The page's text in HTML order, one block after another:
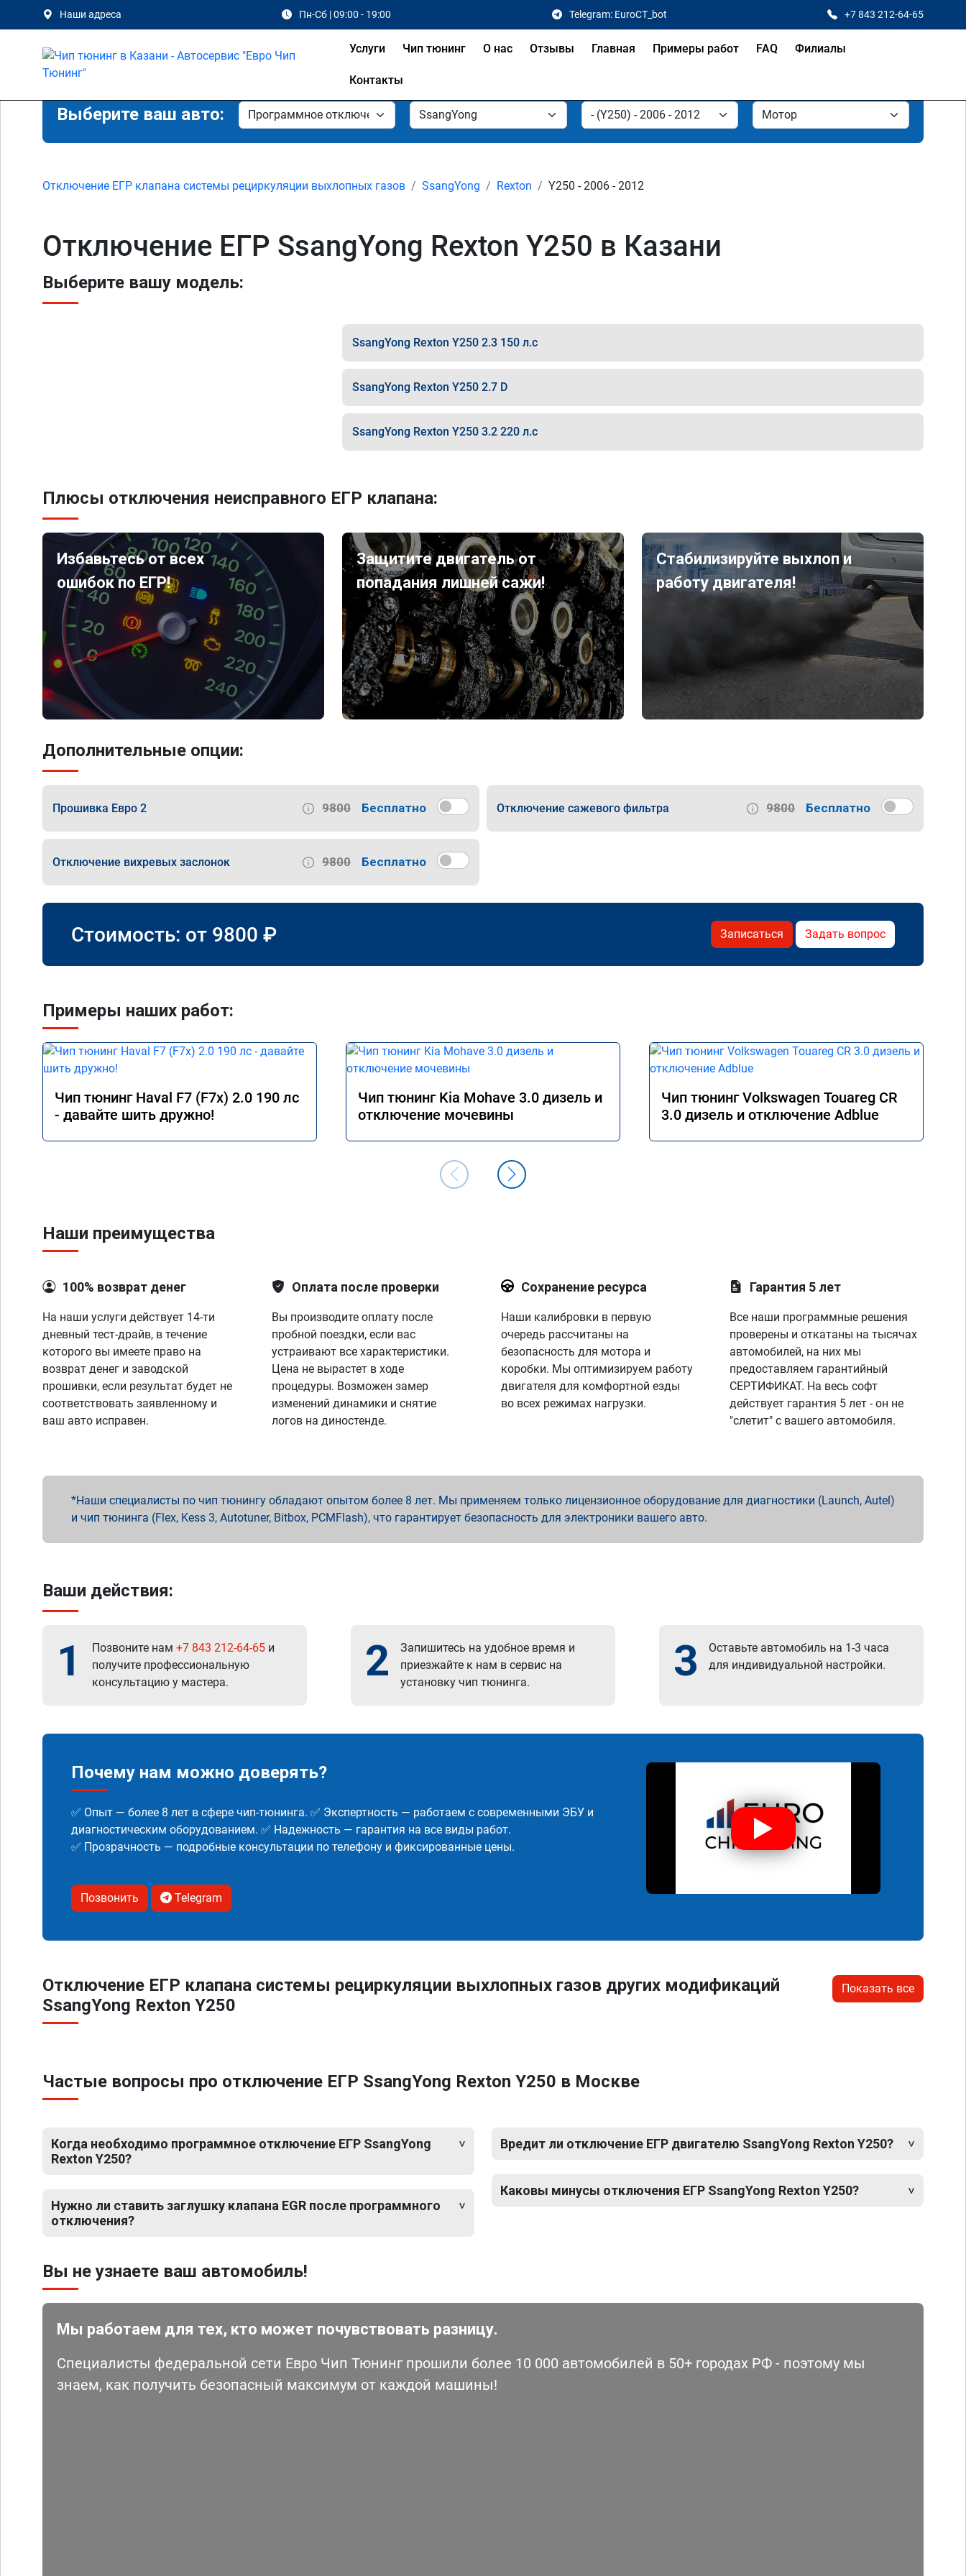
Наши адреса Пн-Сб | 09:00 - 19:00 Telegram: EuroCT_bot +7 843 212-64-65
Услуги Чип тюнинг О нас Отзывы Главная Примеры работ FAQ Филиалы
Контакты
Выберите ваш авто:
Отключение ЕГР клапана системы рециркуляции выхлопных газов SsangYong Rexton Y250 - 2006 - 2012
Отключение ЕГР SsangYong Rexton Y250 в Казани
Выберите вашу модель:
SsangYong Rexton Y250 2.3 150 л.с
SsangYong Rexton Y250 2.7 D
SsangYong Rexton Y250 3.2 220 л.с
Плюсы отключения неисправного ЕГР клапана:
Избавьтесь от всех
ошибок по ЕГР!
Защитите двигатель от
попадания лишней сажи!
Стабилизируйте выхлоп и
работу двигателя!
Дополнительные опции:
Прошивка Евро 2 9800 Бесплатно Отключение сажевого фильтра 9800 Бесплатно
Отключение вихревых заслонок 9800 Бесплатно
Стоимость: от 9800 ₽ Записаться Задать вопрос
Примеры наших работ:
Чип тюнинг Haval F7 (F7x) 2.0 190 лс
- давайте шить дружно!
Чип тюнинг Kia Mohave 3.0 дизель и
отключение мочевины
Чип тюнинг Volkswagen Touareg CR
3.0 дизель и отключение Adblue
Наши преимущества
100% возврат денег
На наши услуги действует 14-ти
дневный тест-драйв, в течение
которого вы имеете право на
возврат денег и заводской
прошивки, если результат будет не
соответствовать заявленному и
ваш авто исправен.
Оплата после проверки
Вы производите оплату после
пробной поездки, если вас
устраивают все характеристики.
Цена не вырастет в ходе
процедуры. Возможен замер
изменений динамики и снятие
логов на диностенде.
Сохранение ресурса
Наши калибровки в первую
очередь рассчитаны на
безопасность для мотора и
коробки. Мы оптимизируем работу
двигателя для комфортной езды
во всех режимах нагрузки.
Гарантия 5 лет
Все наши программные решения
проверены и откатаны на тысячах
автомобилей, на них мы
предоставляем гарантийный
СЕРТИФИКАТ. На весь софт
действует гарантия 5 лет - он не
"слетит" с вашего автомобиля.
Наши специалисты по чип тюнингу обладают опытом более 8 лет. Мы применяем только лицензионное оборудование для диагностики (Launch, Autel)
и чип тюнинга (Flex, Kess 3, Autotuner, Bitbox, PCMFlash), что гарантирует безопасность для электроники вашего авто.
Ваши действия:
1 Позвоните нам +7 843 212-64-65 и
получите профессиональную
консультацию у мастера.
2
Запишитесь на удобное время и
приезжайте к нам в сервис на
установку чип тюнинга.
3
Оставьте автомобиль на 1-3 часа
для индивидуальной настройки.
Почему нам можно доверять?
✅ Опыт — более 8 лет в сфере чип-тюнинга. ✅ Экспертность — работаем с современными ЭБУ и
диагностическим оборудованием. ✅ Надежность — гарантия на все виды работ.
✅ Прозрачность — подробные консультации по телефону и фиксированные цены.
Позвонить Telegram
Отключение ЕГР клапана системы рециркуляции выхлопных газов других модификаций
SsangYong Rexton Y250
Показать все
Частые вопросы про отключение ЕГР SsangYong Rexton Y250 в Москве
Когда необходимо программное отключение ЕГР SsangYong
Rexton Y250?
Нужно ли ставить заглушку клапана EGR после программного
отключения?
Вредит ли отключение ЕГР двигателю SsangYong Rexton Y250?
Каковы минусы отключения ЕГР SsangYong Rexton Y250?
Вы не узнаете ваш автомобиль!
Мы работаем для тех, кто может почувствовать разницу.
Специалисты федеральной сети Евро Чип Тюнинг прошили более 10 000 автомобилей в 50+ городах РФ - поэтому мы
знаем, как получить безопасный максимум от каждой машины!